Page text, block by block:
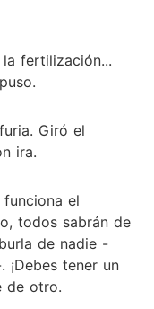
fertilización...
Giró el
ira.
el
todos sabrán de
de nadie -
tener un
de otro.